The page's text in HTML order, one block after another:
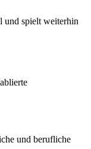
und spielt weiterhin
und berufliche